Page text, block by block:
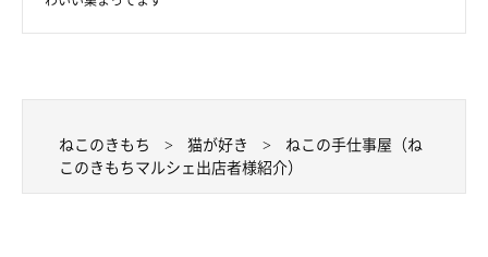
ねこのきもち 猫が好き
ねこの手仕事屋（ね
このきもちマルシェ出店者様紹介）